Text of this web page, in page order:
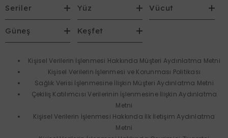
Seriler Yüz Vücut
Güneş Keşfet
Kişisel Verilerin İşlenmesi Hakkında Müşteri Aydınlatma Metni
Kişisel Verilerin İşlenmesi ve Korunması Politikası
Sağlık Verisi İşlenmesine İlişkin Müşteri Aydınlatma Metni
Çekiliş Katılımcısı Verilerinin İşlenmesine İlişkin Aydınlatma
Metni
Kişisel Verilerin İşlenmesi Hakkında İlk İletişim Aydınlatma
Metni